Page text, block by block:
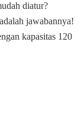
120
Liter
diatur?
jawabannya!
kapasitas 120